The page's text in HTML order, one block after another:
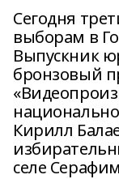
Сегодня
выборам в
Выпускник
бронзовый
Кирилл
селе